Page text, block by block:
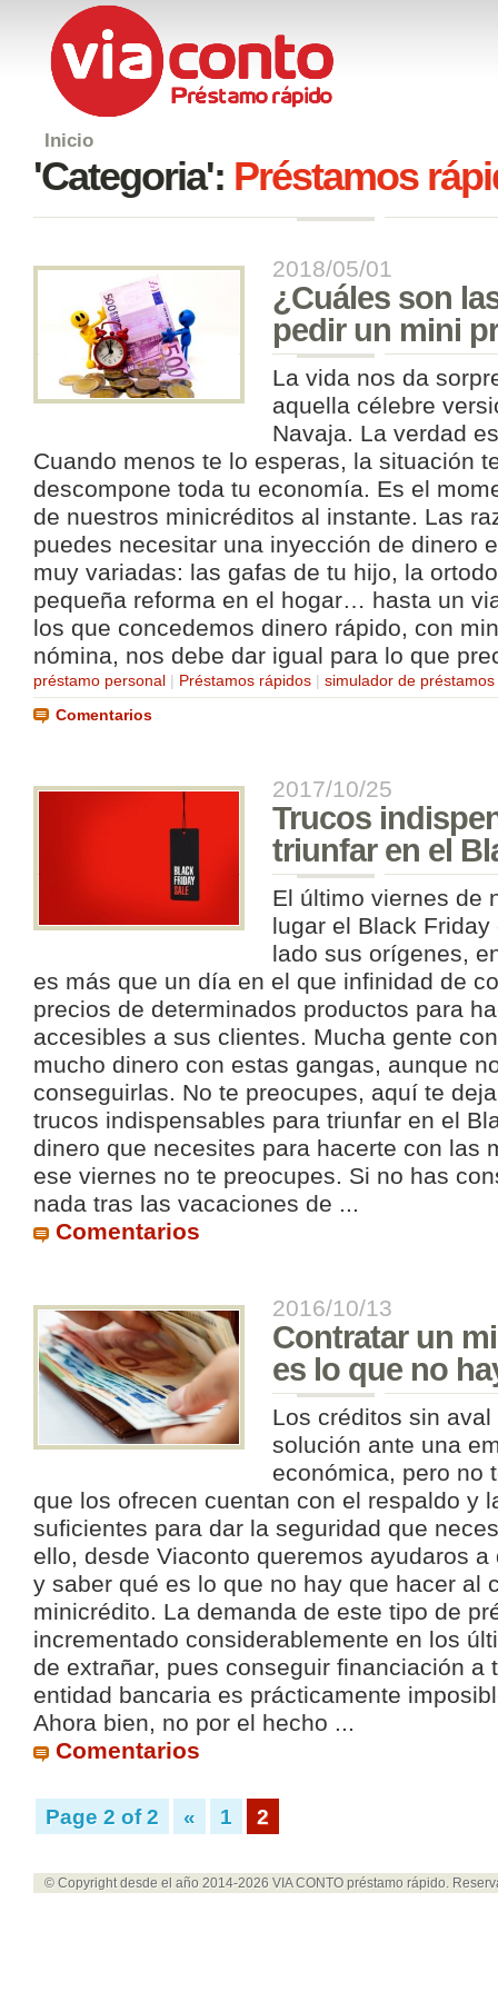
Inicio
'Categoria': Préstamos
2018/05/01
¿Cuáles son
pedir un mini
La vida nos da
aquella célebre
Navaja. La verdad
Cuando menos te lo esperas, la situación
descompone toda tu economía. Es el
de nuestros minicréditos al instante. Las
puedes necesitar una inyección de dinero
muy variadas: las gafas de tu hijo, la
pequeña reforma en el hogar… hasta un
los que concedemos dinero rápido, con
nómina, nos debe dar igual para lo que
préstamo personal | Préstamos rápidos | simulador de préstamos
Comentarios
2017/10/25
Trucos
triunfar en el
El último viernes de
lugar el Black
lado sus orígenes,
es más que un día en el que infinidad de
precios de determinados productos para
accesibles a sus clientes. Mucha gente
mucho dinero con estas gangas, aunque
conseguirlas. No te preocupes, aquí te
trucos indispensables para triunfar en el
dinero que necesites para hacerte con las
ese viernes no te preocupes. Si no has
nada tras las vacaciones de ...
Comentarios
2016/10/13
Contratar un
es lo que no
Los créditos sin
solución ante una
económica, pero no
que los ofrecen cuentan con el respaldo y
suficientes para dar la seguridad que
ello, desde Viaconto queremos ayudaros
y saber qué es lo que no hay que hacer al
minicrédito. La demanda de este tipo de
incrementado considerablemente en los
de extrañar, pues conseguir financiación a
entidad bancaria es prácticamente
Ahora bien, no por el hecho ...
Comentarios
Page 2 of 2 « 1 2
© Copyright desde el año 2014-2026 VIA CONTO préstamo rápido.